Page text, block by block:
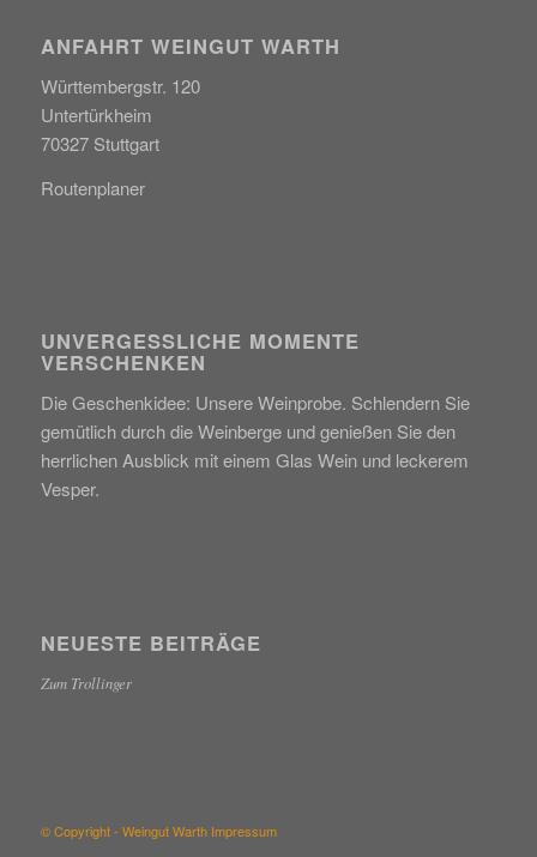
ANFAHRT WEINGUT WARTH
Württembergstr. 120
Untertürkheim
70327 Stuttgart
Routenplaner
UNVERGESSLICHE MOMENTE
VERSCHENKEN
Die Geschenkidee: Unsere Weinprobe. Schlendern Sie
gemütlich durch die Weinberge und genießen Sie den
herrlichen Ausblick mit einem Glas Wein und leckerem
Vesper.
NEUESTE BEITRÄGE
Zum Trollinger
© Copyright - Weingut Warth Impressum